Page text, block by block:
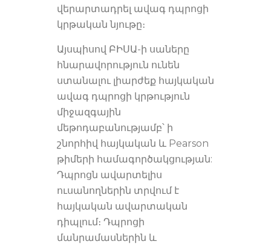
վերարտադրել ավագ դպրոցի
կրթական նյութը։
Այսպիսով ԲԻՍԱ-ի սաները
հնարավորություն ունեն
ստանալու լիարժեք հայկական
ավագ դպրոցի կրթություն
միջազգային
մեթոդաբանությամբ՝ ի
շնորհիվ հայկական և Pearson
թիմերի համագործակցության:
Դպրոցն ավարտելիս
ուսանողներին տրվում է
հայկական ավարտական
դիպլում։ Դպրոցի
մանրամասներին և